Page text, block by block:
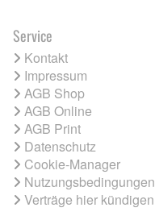
Service
Kontakt
Impressum
AGB Shop
AGB Online
AGB Print
Datenschutz
Cookie-Manager
Nutzungsbedingungen
Verträge hier kündigen